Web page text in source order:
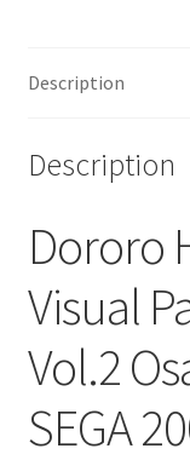
Description
Description
Dororo
Visual
Vol.2
SEGA